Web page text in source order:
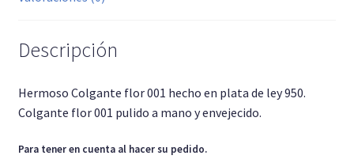
Descripción
Hermoso Colgante flor 001 hecho en plata de ley 950.
Colgante flor 001 pulido a mano y envejecido.
Para tener en cuenta al hacer su pedido.